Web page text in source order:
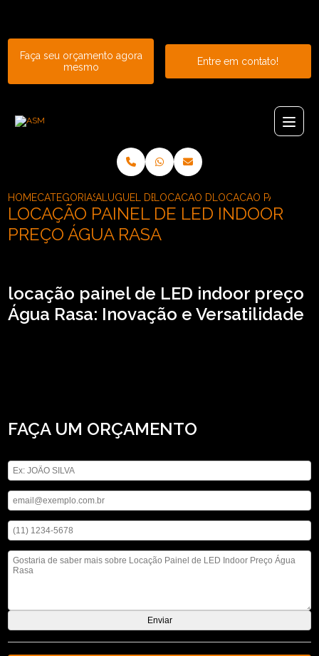
Faça seu orçamento agora
mesmo
Entre em contato!
HOMECATEGORIASALUGUEL DE PAINELLOCACAO DE PAINEL DE LED
LOCACAO PAINEL DE
LOCAÇÃO PAINEL DE LED INDOOR
PREÇO ÁGUA RASA
locação painel de LED indoor preço
Água Rasa: Inovação e Versatilidade
FAÇA UM ORÇAMENTO